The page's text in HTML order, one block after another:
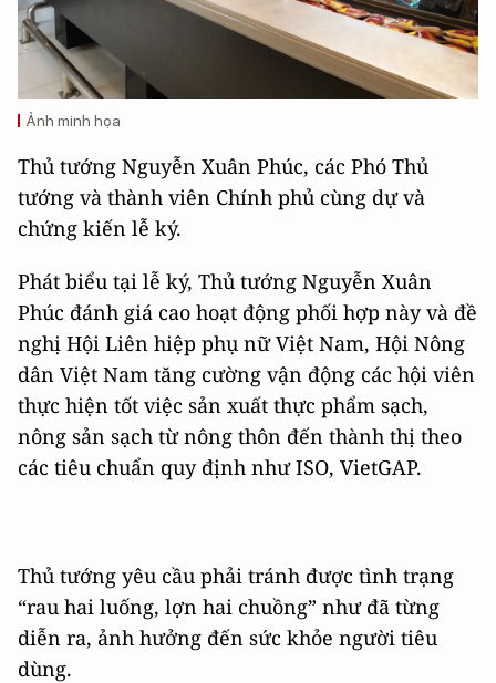
Ảnh minh họa
Thủ tướng Nguyễn Xuân Phúc, các Phó Thủ
tướng và thành viên Chính phủ cùng dự và
chứng kiến lễ ký.
Phát biểu tại lễ ký, Thủ tướng Nguyễn Xuân
Phúc đánh giá cao hoạt động phối hợp này và đề
nghị Hội Liên hiệp phụ nữ Việt Nam, Hội Nông
dân Việt Nam tăng cường vận động các hội viên
thực hiện tốt việc sản xuất thực phẩm sạch,
nông sản sạch từ nông thôn đến thành thị theo
các tiêu chuẩn quy định như ISO, VietGAP.
Thủ tướng yêu cầu phải tránh được tình trạng
“rau hai luống, lợn hai chuồng” như đã từng
diễn ra, ảnh hưởng đến sức khỏe người tiêu
dùng.